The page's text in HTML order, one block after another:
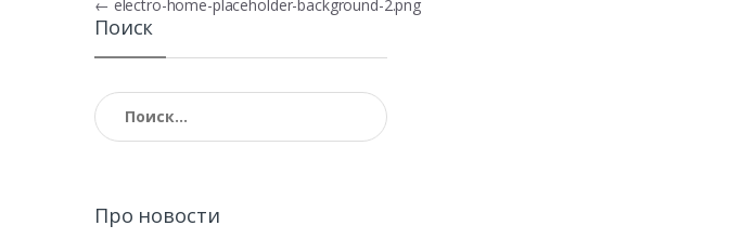
Навигация по записям
← electro-home-placeholder-background-2.png
Поиск
Найти:
Про новости